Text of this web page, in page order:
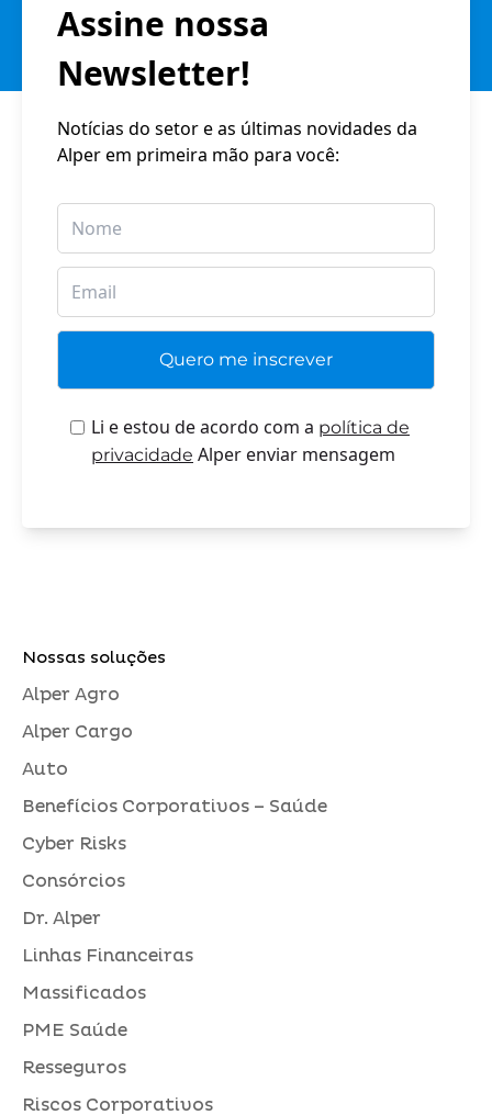
Assine nossa
Newsletter!
Notícias do setor e as últimas novidades da
Alper em primeira mão para você:
Li e estou de acordo com a política de
privacidade Alper enviar mensagem
Nossas soluções
Alper Agro
Alper Cargo
Auto
Benefícios Corporativos – Saúde
Cyber Risks
Consórcios
Dr. Alper
Linhas Financeiras
Massificados
PME Saúde
Resseguros
Riscos Corporativos